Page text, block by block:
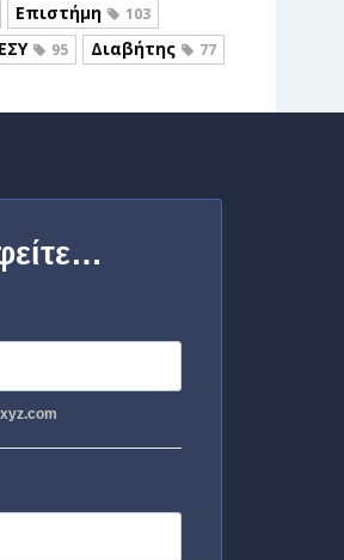
Επιστήμη 103
ΕΣΥ 95 Διαβήτης 77